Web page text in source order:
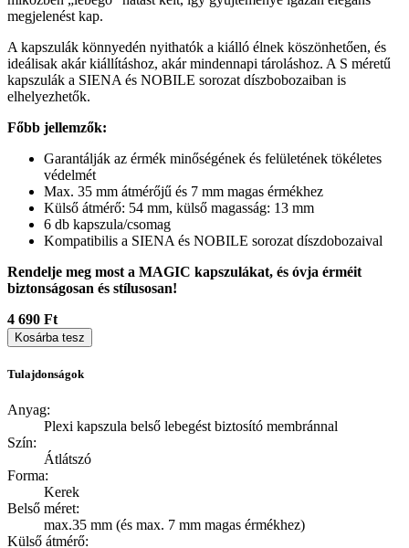
megjelenést kap.
A kapszulák könnyedén nyithatók a kiálló élnek köszönhetően, és
ideálisak akár kiállításhoz, akár mindennapi tároláshoz. A S méretű
kapszulák a SIENA és NOBILE sorozat díszbobozaiban is
elhelyezhetők.
Főbb jellemzők:
Garantálják az érmék minőségének és felületének tökéletes
védelmét
Max. 35 mm átmérőjű és 7 mm magas érmékhez
Külső átmérő: 54 mm, külső magasság: 13 mm
6 db kapszula/csomag
Kompatibilis a SIENA és NOBILE sorozat díszdobozaival
Rendelje meg most a MAGIC kapszulákat, és óvja érméit
biztonságosan és stílusosan!
4 690 Ft
Kosárba tesz
Tulajdonságok
Anyag:
Plexi kapszula belső lebegést biztosító membránnal
Szín:
Átlátszó
Forma:
Kerek
Belső méret:
max.35 mm (és max. 7 mm magas érmékhez)
Külső átmérő: